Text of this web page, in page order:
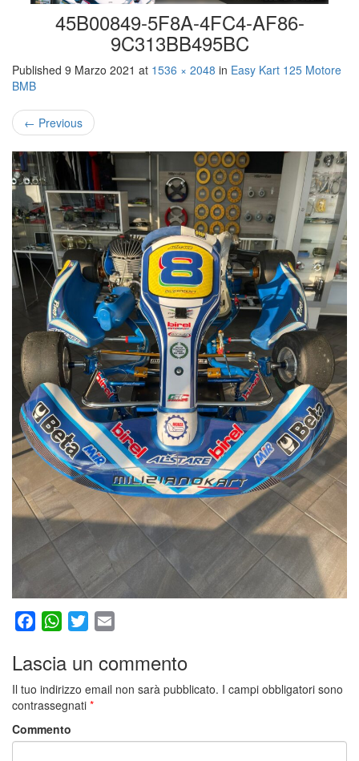
45B00849-5F8A-4FC4-AF86-
9C313BB495BC
Published 9 Marzo 2021 at 1536 × 2048 in Easy Kart 125 Motore
BMB
← Previous
FacebookWhatsApp
Twitter
Lascia un commento
Il tuo indirizzo email non sarà pubblicato. I campi obbligatori sono
contrassegnati *
Commento